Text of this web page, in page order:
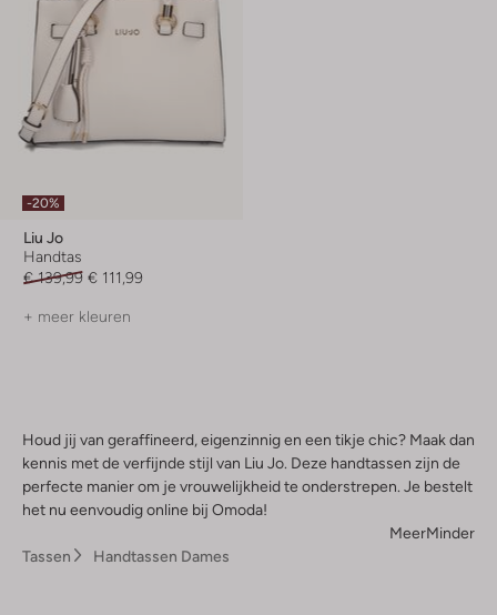
-20%
Liu Jo
Handtas
€ 139,99 € 111,99
+ meer kleuren
Houd jij van geraffineerd, eigenzinnig en een tikje chic? Maak dan
kennis met de verfijnde stijl van Liu Jo. Deze handtassen zijn de
perfecte manier om je vrouwelijkheid te onderstrepen. Je bestelt
het nu eenvoudig online bij Omoda!
MeerMinder
Tassen
Handtassen Dames